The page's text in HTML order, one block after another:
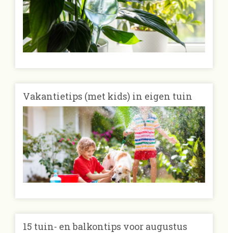
Vakantietips (met kids) in eigen tuin
15 tuin- en balkontips voor augustus